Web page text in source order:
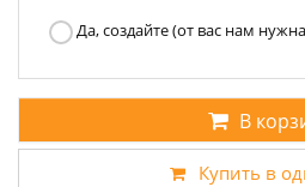
Да, создайте (от вас нам
В
Купить в